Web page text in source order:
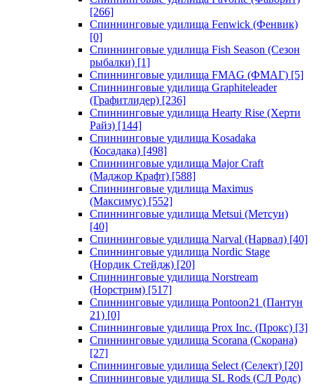
[266]
Спиннинговые удилища Fenwick (Фенвик)
[0]
Спиннинговые удилища Fish Season (Сезон
рыбалки) [1]
Спиннинговые удилища FMAG (ФМАГ) [5]
Спиннинговые удилища Graphiteleader
(Графитлидер) [236]
Спиннинговые удилища Hearty Rise (Херти
Райз) [144]
Спиннинговые удилища Kosadaka
(Косадака) [498]
Спиннинговые удилища Major Craft
(Маджор Крафт) [588]
Спиннинговые удилища Maximus
(Максимус) [552]
Спиннинговые удилища Metsui (Метсуи)
[40]
Спиннинговые удилища Narval (Нарвал) [40]
Спиннинговые удилища Nordic Stage
(Нордик Стейдж) [20]
Спиннинговые удилища Norstream
(Норстрим) [517]
Спиннинговые удилища Pontoon21 (Пантун
21) [0]
Спиннинговые удилища Prox Inc. (Прокс) [3]
Спиннинговые удилища Scorana (Скорана)
[27]
Спиннинговые удилища Select (Селект) [20]
Спиннинговые удилища SL Rods (СЛ Родс)